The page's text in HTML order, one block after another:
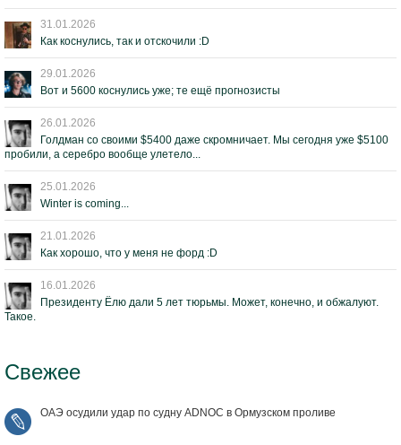
31.01.2026
Как коснулись, так и отскочили :D
29.01.2026
Вот и 5600 коснулись уже; те ещё прогнозисты
26.01.2026
Голдман со своими $5400 даже скромничает. Мы сегодня уже $5100
пробили, а серебро вообще улетело...
25.01.2026
Winter is coming...
21.01.2026
Как хорошо, что у меня не форд :D
16.01.2026
Президенту Ёлю дали 5 лет тюрьмы. Может, конечно, и обжалуют.
Такое.
Свежее
ОАЭ осудили удар по судну ADNOC в Ормузском проливе